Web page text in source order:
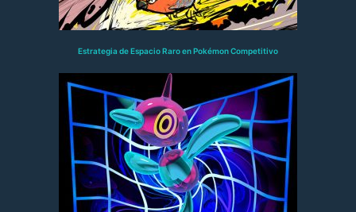
Estrategia de Espacio Raro en Pokémon Competitivo